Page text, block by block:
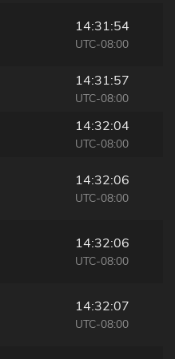
14:31:54
UTC-08:00
14:31:57
UTC-08:00
14:32:04
UTC-08:00
14:32:06
UTC-08:00
14:32:06
UTC-08:00
14:32:07
UTC-08:00